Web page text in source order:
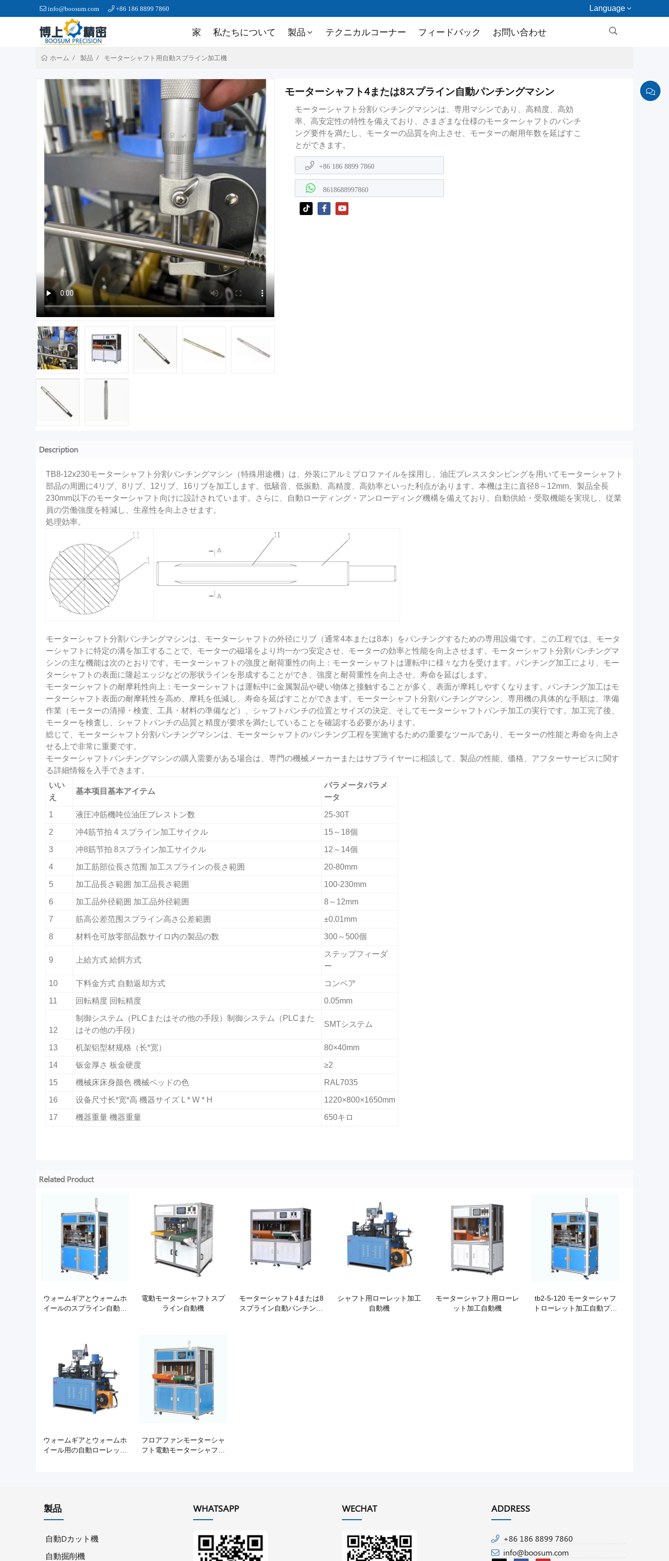
info@boosum.com +86 186 8899 7860 Language
家 私たちについて 製品 テクニカルコーナー フィードバック お問い合わせ 
ホーム 製品 モーターシャフト用自動スプライン加工機
モーターシャフト4または8スプライン自動パンチングマシン
モーターシャフト分割パンチングマシンは、専用マシンであり、高精度、高効
率、高安定性の特性を備えており、さまざまな仕様のモーターシャフトのパンチ
ング要件を満たし、モーターの品質を向上させ、モーターの耐用年数を延ばすこ
とができます。
+86 186 8899 7860
8618688997860
Description
TB8-12x230モーターシャフト分割パンチングマシン（特殊用途機）は、外装にアルミプロファイルを採用し、油圧プレススタンピングを用いてモーターシャフト
部品の周囲に4リブ、8リブ、12リブ、16リブを加工します。低騒音、低振動、高精度、高効率といった利点があります。本機は主に直径8～12mm、製品全長
230mm以下のモーターシャフト向けに設計されています。さらに、自動ローディング・アンローディング機構を備えており、自動供給・受取機能を実現し、従業
員の労働強度を軽減し、生産性を向上させます。
処理効率。
モーターシャフト分割パンチングマシンは、モーターシャフトの外径にリブ（通常4本または8本）をパンチングするための専用設備です。この工程では、モータ
ーシャフトに特定の溝を加工することで、モーターの磁場をより均一かつ安定させ、モーターの効率と性能を向上させます。モーターシャフト分割パンチングマ
シンの主な機能は次のとおりです。モーターシャフトの強度と耐荷重性の向上：モーターシャフトは運転中に様々な力を受けます。パンチング加工により、モー
ターシャフトの表面に隆起エッジなどの形状ラインを形成することができ、強度と耐荷重性を向上させ、寿命を延ばします。
モーターシャフトの耐摩耗性向上：モーターシャフトは運転中に金属製品や硬い物体と接触することが多く、表面が摩耗しやすくなります。パンチング加工はモ
ーターシャフト表面の耐摩耗性を高め、摩耗を低減し、寿命を延ばすことができます。モーターシャフト分割パンチングマシン、専用機の具体的な手順は、準備
作業（モーターの清掃・検査、工具・材料の準備など）、シャフトパンチの位置とサイズの決定、そしてモーターシャフトパンチ加工の実行です。加工完了後、
モーターを検査し、シャフトパンチの品質と精度が要求を満たしていることを確認する必要があります。
総じて、モーターシャフト分割パンチングマシンは、モーターシャフトのパンチング工程を実施するための重要なツールであり、モーターの性能と寿命を向上さ
せる上で非常に重要です。
モーターシャフトパンチングマシンの購入需要がある場合は、専門の機械メーカーまたはサプライヤーに相談して、製品の性能、価格、アフターサービスに関す
る詳細情報を入手できます。
いい
え
基本项目基本アイテム
パラメータパラメ
ータ
1 液圧冲筋機吨位油圧プレストン数 25-30T
2 冲4筋节拍 4 スプライン加工サイクル 15～18個
3 冲8筋节拍 8スプライン加工サイクル 12～14個
4 加工筋部位長さ范围 加工スプラインの長さ範囲 20-80mm
5 加工品長さ範囲 加工品長さ範囲 100-230mm
6 加工品外径範囲 加工品外径範囲 8～12mm
7 筋高公差范围スプライン高さ公差範囲 ±0.01mm
8 材料仓可放零部品数サイロ内の製品の数 300～500個
9 上給方式 給餌方式
ステップフィーダ
ー
10 下料金方式 自動返却方式 コンベア
11 回転精度 回転精度 0.05mm
12
制御システム（PLCまたはその他の手段）制御システム（PLCまた
はその他の手段）
SMTシステム
13 机架铝型材规格（长*宽） 80×40mm
14 钣金厚さ 板金硬度 ≥2
15 機械床床身颜色 機械ベッドの色 RAL7035
16 设备尺寸长*宽*高 機器サイズ L * W * H 1220×800×1650mm
17 機器重量 機器重量 650キロ
Related Product
ウォームギアとウォームホ
イールのスプライン自動パ
電動モーターシャフトスプ
ライン自動機
モーターシャフト4または8
スプライン自動パンチング
シャフト用ローレット加工
自動機
モーターシャフト用ローレ
ット加工自動機
tb2-5-120 モーターシャフ
トローレット加工自動プレ
ウォームギアとウォームホ
イール用の自動ローレット
フロアファンモーターシャ
フト電動モーターシャフト
製品
自動Dカット機
自動掘削機
WHATSAPP WECHAT ADDRESS
+86 186 8899 7860
info@boosum.com